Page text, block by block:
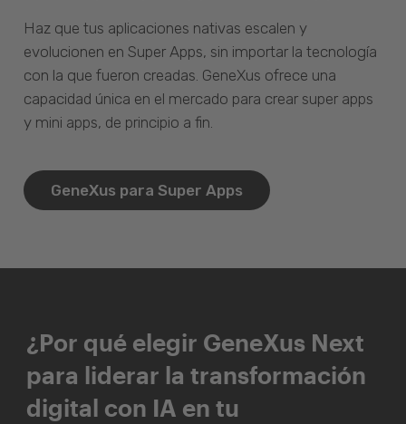
Haz que tus aplicaciones nativas escalen y
evolucionen en Super Apps, sin importar la tecnología
con la que fueron creadas. GeneXus ofrece una
capacidad única en el mercado para crear super apps
y mini apps, de principio a fin.
GeneXus para Super Apps
¿Por qué elegir GeneXus Next
para liderar la transformación
digital con IA en tu